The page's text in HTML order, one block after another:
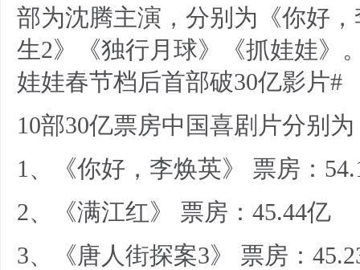
部为沈腾主演，分别为《你好
生2》《独行月球》《抓娃娃》
娃娃春节档后首部破30亿影片#
10部30亿票房中国喜剧片分别
1、《你好，李焕英》 票房：
2、《满江红》 票房：45.44亿
3、《唐人街探案3》 票房：